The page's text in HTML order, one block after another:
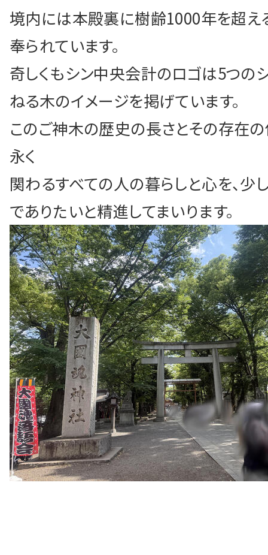
境内には本殿裏に樹齢1000年を超え
奉られています。
奇しくもシン中央会計のロゴは5つの
ねる木のイメージを掲げています。
このご神木の歴史の長さとその存在
永く
関わるすべての人の暮らしと心を、少
でありたいと精進してまいります。